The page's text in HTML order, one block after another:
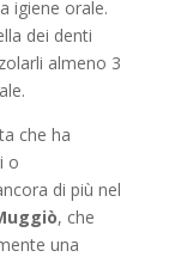
igiene orale.
dei denti
almeno 3
che ha
o
di più nel
, che
una